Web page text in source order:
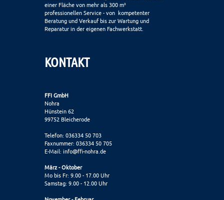
einer Fläche von mehr als 300 m²
professionellen Service - von kompetenter
Beratung und Verkauf bis zur Wartung und
Reparatur in der eigenen Fachwerkstatt.
KONTAKT
FFI GmbH
Nohra
Hünstein 62
99752 Bleicherode
Telefon: 036334 50 703
Faxnummer: 036334 50 705
E-Mail: info@ffi-nohra.de
März - Oktober
Mo bis Fr: 9.00 - 17.00 Uhr
Samstag: 9.00 - 12.00 Uhr